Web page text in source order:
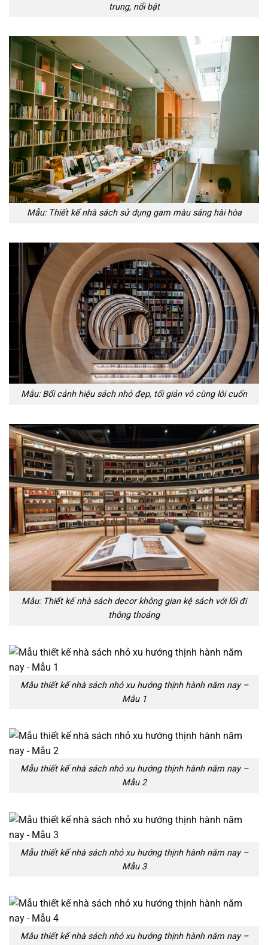
trung, nổi bật
Mẫu: Thiết kế nhà sách sử dụng gam màu sáng hài hòa
Mẫu: Bối cảnh hiệu sách nhỏ đẹp, tối giản vô cùng lôi cuốn
Mẫu: Thiết kế nhà sách decor không gian kệ sách với lối đi
thông thoáng
Mẫu thiết kế nhà sách nhỏ xu hướng thịnh hành năm nay –
Mẫu 1
Mẫu thiết kế nhà sách nhỏ xu hướng thịnh hành năm nay –
Mẫu 2
Mẫu thiết kế nhà sách nhỏ xu hướng thịnh hành năm nay –
Mẫu 3
Mẫu thiết kế nhà sách nhỏ xu hướng thịnh hành năm nay –